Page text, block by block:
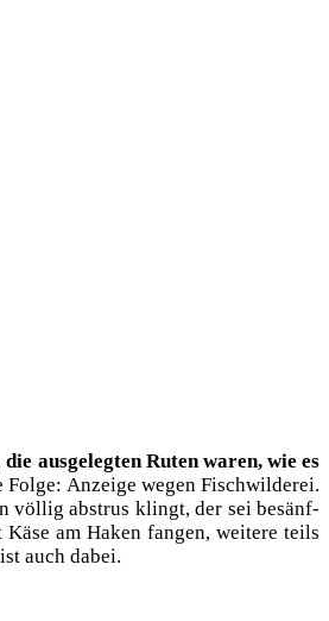
die aus­ge­leg­ten Ruten waren, wie es
Anzei­ge wegen Fisch­wil­de­rei.
völ­lig abstrus klingt, der sei besänf­
am Haken fan­gen, wei­te­re teils
auch dabei.